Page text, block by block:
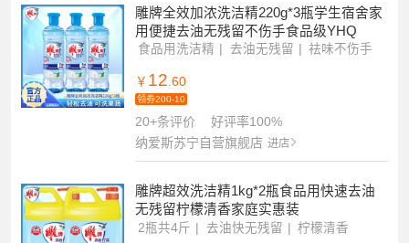
雕牌全效加浓洗洁精220g*3瓶学生宿舍家
用便捷去油无残留不伤手食品级YHQ
食品用洗洁精 去油无残留 祛味不伤手
￥ 12 .60
领券200-10
20+条评价
好评率100%
纳爱斯苏宁自营旗舰店 进店
雕牌超效洗洁精1kg*2瓶食品用快速去油
无残留柠檬清香家庭实惠装
2瓶共4斤 去油快无残留 柠檬清香